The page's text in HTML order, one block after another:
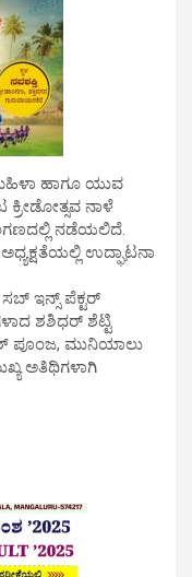
ಹಾಗೂ ಯುವ
ನಾಳೆ
ನಡೆಯಲಿದೆ.
ಉದ್ಘಾಟನಾ
ಇನ್ಸ್ ಪೆಕ್ಟರ್
ಶಶಿಧರ್ ಶೆಟ್ಟಿ
ಪೂಂಜ, ಮುನಿಯಾಲು
ಅತಿಥಿಗಳಾಗಿ